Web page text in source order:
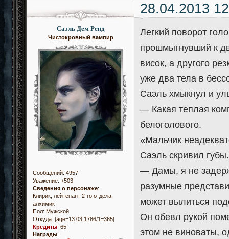
28.04.2013
Саэль Дем Ренд
Чистокровный вампир
Сообщений: 4957
Уважение: +503
Сведения о персонаже:
Клирик, лейтенант 2-го отдела,
алхимик
Пол: Мужской
Откуда: [age=13.03.1786/1=365]
Кредиты: 65
Награды:
Легкий поворот
прошмыгнувший к
висок, а другого
уже два тела в
Саэль хмыкнул и
— Какая теплая
белоголового.
«Мальчик
Саэль скривил губы.
— Дамы, я не
разумные
может вылиться
Он обевл рукой
этом не виноваты,